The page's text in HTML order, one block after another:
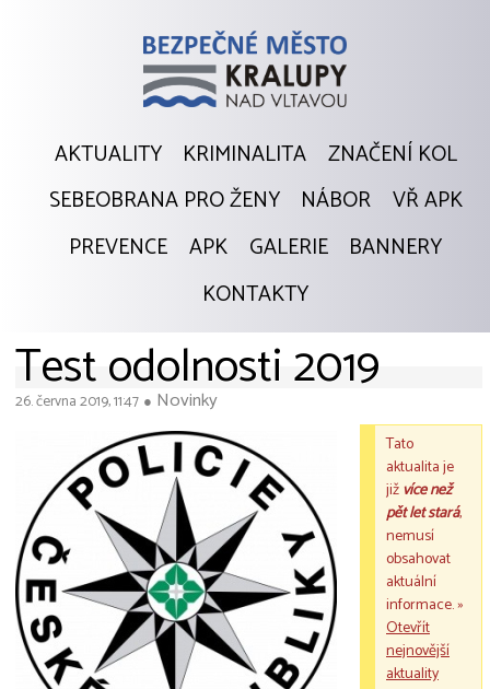
AKTUALITY KRIMINALITA
ZNAČENÍ KOL
SEBEOBRANA PRO ŽENY
NÁBOR
VŘ APK
PREVENCE
APK GALERIE
BANNERY
KONTAKTY
Test odolnosti 2019
26. června 2019, 11:47 ● Novinky
Tato
aktualita je
jižvíce než
pět let stará,
nemusí
obsahovat
aktuální
informace. »
Otevřít
nejnovější
aktuality